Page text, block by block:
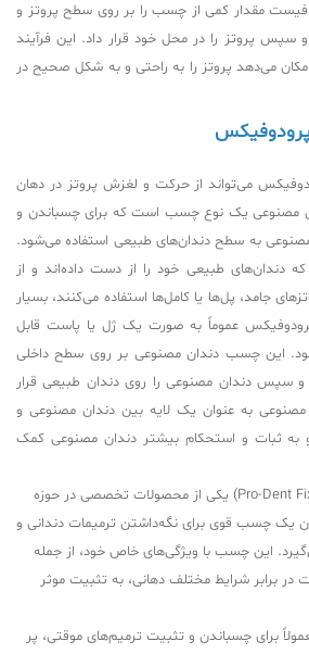
مقدار کمی از چسب را بر روی سطح پروتز و
و سپس پروتز را در محل خود قرار داد. این فرآیند
می‌دهد پروتز را به راحتی و به شکل صحیح در
می‌تواند از حرکت و لغزش پروتز در دهان
مصنوعی یک نوع چسب است که برای چسباندن و
به سطح دندان‌های طبیعی استفاده می‌شود.
دندان‌های طبیعی خود را از دست داده‌اند و از
جامد، پل‌ها یا کامل‌ها استفاده می‌کنند، بسیار
عموماً به صورت یک ژل یا پاست قابل
این چسب دندان مصنوعی بر روی سطح داخلی
و سپس دندان مصنوعی را روی دندان طبیعی قرار
به عنوان یک لایه بین دندان مصنوعی و
به ثبات و استحکام بیشتر دندان مصنوعی کمک
چسب دندان پرودوفیکس (Pro-Dent Fix) یکی از محصولات تخصصی در حوزه
یک چسب قوی برای نگه‌داشتن ترمیمات دندانی و
این چسب با ویژگی‌های خاص خود، از جمله
در برابر شرایط مختلف دهانی، به تثبیت موثر
برای چسباندن و تثبیت ترمیم‌های موقتی، پر